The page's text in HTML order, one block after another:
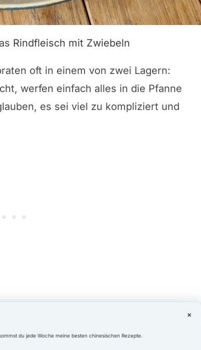
Rindfleisch mit Zwiebeln
oft in einem von zwei Lagern:
werfen einfach alles in die Pfanne
es sei viel zu kompliziert und
du jede Woche meine besten chinesischen Rezepte.
×